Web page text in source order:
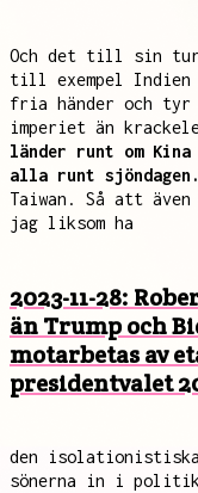
Och det till sin tur
till exempel Indien
fria händer och tyr
imperiet än
länder runt om Kina
alla runt sjöndagen.
Taiwan. Så att
jag liksom ha
2023-11-28:
än Trump och
motarbetas av
presidentvalet
den isolationistiska
sönerna in i